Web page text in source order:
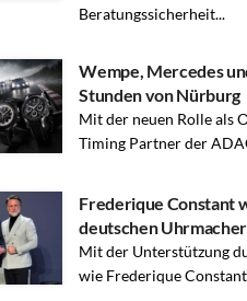
Beratungssicherheit...
Wempe, Mercedes
Stunden von Nürburg
Mit der neuen Rolle als
Timing Partner der
Frederique Constant
deutschen
Mit der Unterstützung
wie Frederique